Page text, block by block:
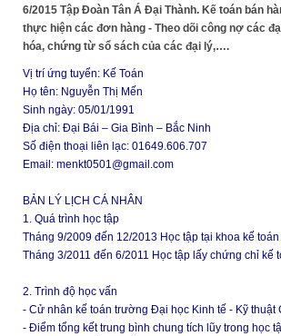
6/2015 Tập Đoàn Tân Á Đại Thành. Kế toán bán
thực hiện các đơn hàng - Theo dõi công nợ các
hóa, chứng từ sổ sách của các đại lý,….
Vị trí ứng tuyển: Kế Toán
Họ tên: Nguyễn Thị Mến
Sinh ngày: 05/01/1991
Địa chỉ: Đại Bái – Gia Bình – Bắc Ninh
Số điện thoại liên lạc: 01649.606.707
Email: menkt0501@gmail.com
BẢN LÝ LỊCH CÁ NHÂN
1. Quá trình học tập
Tháng 9/2009 đến 12/2013 Học tập tại khoa kế
Tháng 3/2011 đến 6/2011 Học tập lấy chứng chỉ
2. Trình độ học vấn
- Cử nhân kế toán trường Đại học Kinh tế - Kỹ thuật
- Điểm tổng kết trung bình chung tích lũy trong học